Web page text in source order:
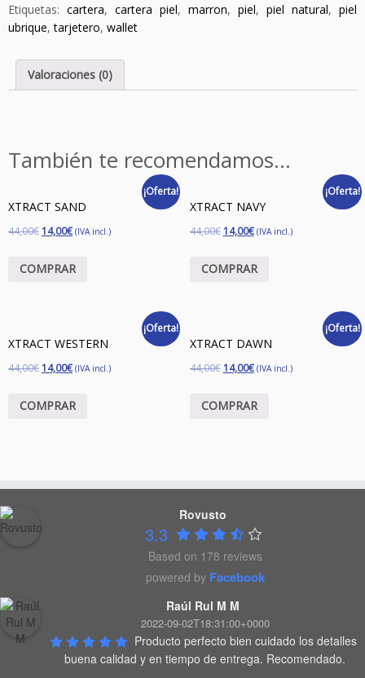
Etiquetas: cartera, cartera piel, marron, piel, piel natural, piel
ubrique,tarjetero, wallet
Valoraciones (0)
También te recomendamos…
¡Oferta!
XTRACT SAND
44,00€ 14,00€ (IVA incl.)
COMPRAR
¡Oferta!
XTRACT NAVY
44,00€ 14,00€ (IVA incl.)
COMPRAR
¡Oferta!
XTRACT WESTERN
44,00€ 14,00€ (IVA incl.)
COMPRAR
¡Oferta!
XTRACT DAWN
44,00€ 14,00€ (IVA incl.)
COMPRAR
Rovusto
3.3
Based on 178 reviews
powered by Facebook
Raúl Rul M M
2022-09-02T18:31:00+0000
Producto perfecto bien cuidado los detalles
buena calidad y en tiempo de entrega. Recomendado.